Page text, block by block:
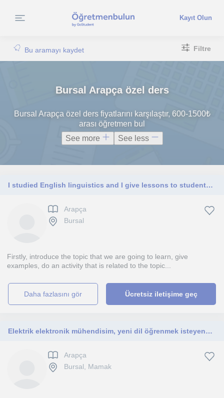
Kayıt Olun
Bu aramayı kaydet Filtre
Bursal Arapça özel ders
Bursal Arapça özel ders fiyatlarını karşılaştır, 600-1500₺
arası öğretmen bul
See more
See less
I studied English linguistics and I give lessons to students who wants to learn English as a second language.
Arapça
Bursal
Firstly, introduce the topic that we are going to learn, give
examples, do an activity that is related to the topic...
daha fazlasını gör Ücretsiz iletişime geç
Elektrik elektronik mühendisim, yeni dil öğrenmek isteyene yardımcı olurum, üç yabancı dil bilmekteyim, 1 yıl öğretmenlık yaptım yurt dışında
Arapça
Bursal, Mamak